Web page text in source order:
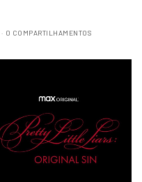
0 COMPARTILHAMENTOS